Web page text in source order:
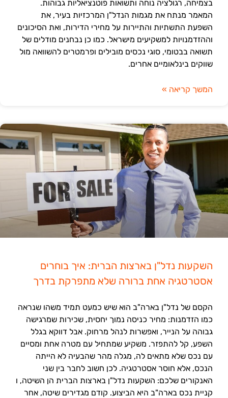
בצמיחה, רגולציה נוחה ותשואות פוטנציאליות גבוהות.
המאמר מנתח את מגמות הנדל"ן המרכזיות בעיר, את
השפעת התשתיות והתיירות על מחירי הדירות, ואת הסיכונים
וההזדמנויות למשקיעים מישראל. כמו כן נבחנים מודלים של
תשואה בבטומי, סוגי נכסים מובילים ופרמטרים להשוואה מול
שווקים בינלאומיים אחרים.
המשך קריאה »
השקעות נדל"ן בארצות הברית: איך בוחרים
אסטרטגיה אחת ברורה שלא מתפרקת בדרך
הקסם של נדל"ן בארה"ב הוא שיש כמעט תמיד משהו שנראה
כמו הזדמנות: מחיר כניסה נמוך יחסית, שכירות שמרגישה
גבוהה על הנייר, ואפשרות לנהל מרחוק. אבל דווקא בגלל
השפע, קל להתפזר. משקיע שמתחיל עם מטרה אחת ומסיים
עם נכס שלא מתאים לה, מגלה מהר שהבעיה לא הייתה
הנכס, אלא חוסר אסטרטגיה. לכן חשוב לחבר בין שני
האנקורים שלכם: השקעות נדל"ן בארצות הברית הן השיטה, ו
קניית נכס בארה"ב היא הביצוע. קודם מגדירים שיטה, אחר